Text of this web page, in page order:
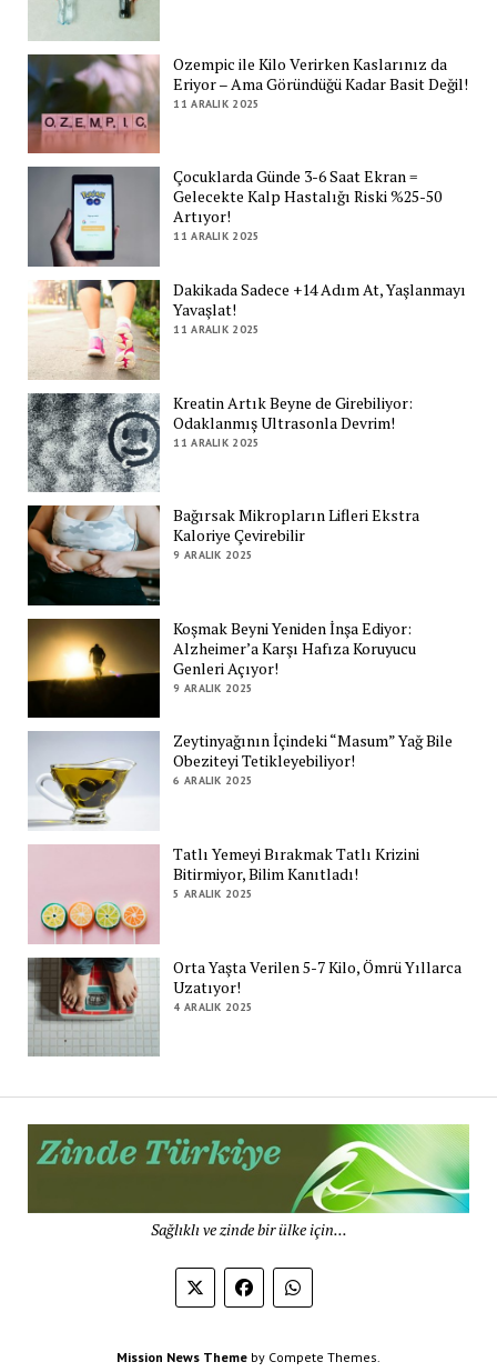
Ozempic ile Kilo Verirken Kaslarınız da
Eriyor – Ama Göründüğü Kadar Basit Değil!
11 ARALIK 2025
Çocuklarda Günde 3-6 Saat Ekran =
Gelecekte Kalp Hastalığı Riski %25-50
Artıyor!
11 ARALIK 2025
Dakikada Sadece +14 Adım At, Yaşlanmayı
Yavaşlat!
11 ARALIK 2025
Kreatin Artık Beyne de Girebiliyor:
Odaklanmış Ultrasonla Devrim!
11 ARALIK 2025
Bağırsak Mikropların Lifleri Ekstra
Kaloriye Çevirebilir
9 ARALIK 2025
Koşmak Beyni Yeniden İnşa Ediyor:
Alzheimer’a Karşı Hafıza Koruyucu
Genleri Açıyor!
9 ARALIK 2025
Zeytinyağının İçindeki “Masum” Yağ Bile
Obeziteyi Tetikleyebiliyor!
6 ARALIK 2025
Tatlı Yemeyi Bırakmak Tatlı Krizini
Bitirmiyor, Bilim Kanıtladı!
5 ARALIK 2025
Orta Yaşta Verilen 5-7 Kilo, Ömrü Yıllarca
Uzatıyor!
4 ARALIK 2025
Sağlıklı ve zinde bir ülke için...
Mission News Theme by Compete Themes.